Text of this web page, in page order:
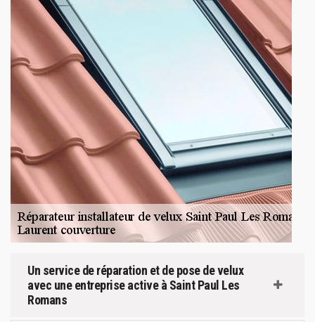
Un service de réparation et de pose de velux
avec une entreprise active à Saint Paul Les
Romans